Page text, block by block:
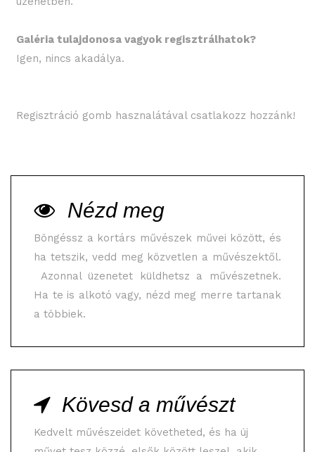
Galéria tulajdonosa vagyok regisztrálhatok?
Igen, nincs akadálya.
Regisztráció gomb hasznalátával csatlakozz hozzánk!
Nézd meg
Böngéssz a kortárs művészek művei között, és
ha tetszik, vedd meg közvetlen a művészektől.
Azonnal üzenetet küldhetsz a művészetnek.
Ha te is alkotó vagy, nézd meg merre tartanak
a többiek.
Kövesd a művészt
Kedvelt művészeidet követheted, és ha új